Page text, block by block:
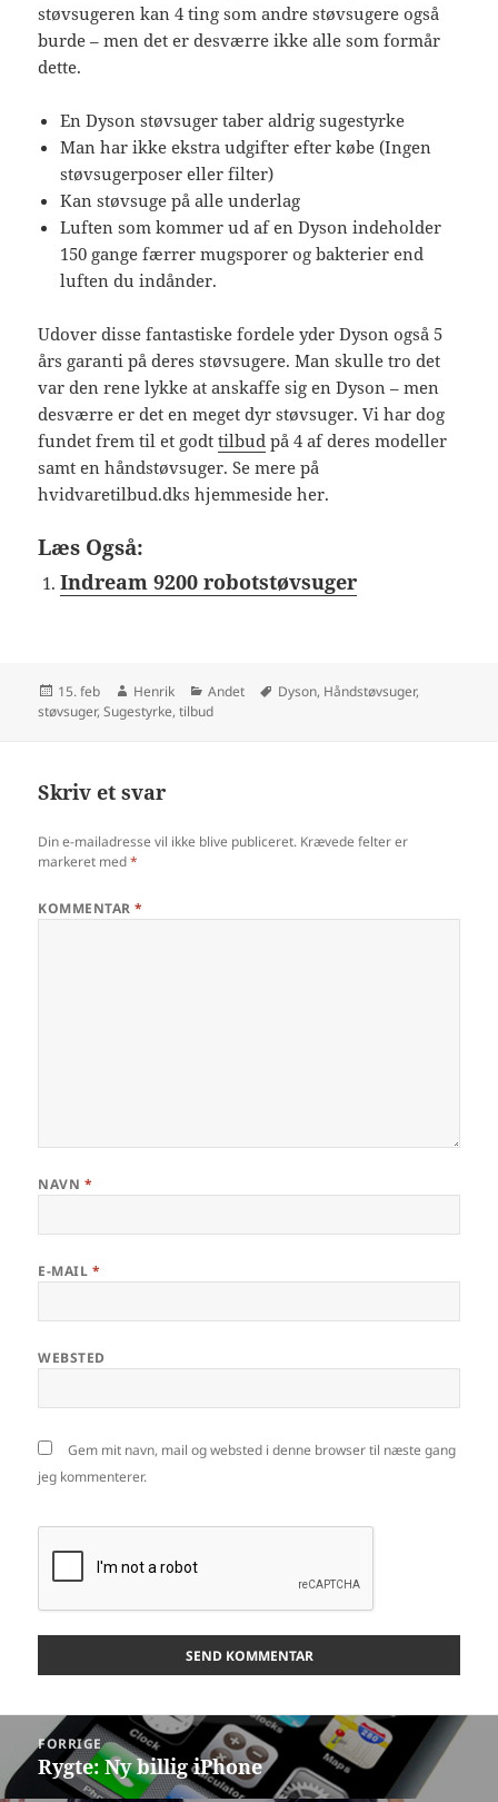
støvsugeren kan 4 ting som andre støvsugere også
burde – men det er desværre ikke alle som formår
dette.
En Dyson støvsuger taber aldrig sugestyrke
Man har ikke ekstra udgifter efter købe (Ingen
støvsugerposer eller filter)
Kan støvsuge på alle underlag
Luften som kommer ud af en Dyson indeholder
150 gange færrer mugsporer og bakterier end
luften du indånder.
Udover disse fantastiske fordele yder Dyson også 5
års garanti på deres støvsugere. Man skulle tro det
var den rene lykke at anskaffe sig en Dyson – men
desværre er det en meget dyr støvsuger. Vi har dog
fundet frem til et godttilbud på 4 af deres modeller
samt en håndstøvsuger. Se mere på
hvidvaretilbud.dks hjemmeside her.
Læs Også:
Indream 9200 robotstøvsuger
Udgivet
i
15. feb Forfatter
Henrik Kategorier
Andet Tags
Dyson, Håndstøvsuger,
støvsuger,Sugestyrke,tilbud
Skriv et svar
Din e-mailadresse vil ikke blive publiceret. Krævede felter er
markeret med*
KOMMENTAR*
NAVN *
E-MAIL *
WEBSTED
Gem mit navn, mail og websted i denne browser til næste gang
jeg kommenterer.
Indlægsnavigation
FORRIGE
Forrige
indlæg:
Rygte: Ny billig iPhone